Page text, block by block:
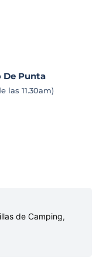
De Punta
las 11.30am)
de Camping,